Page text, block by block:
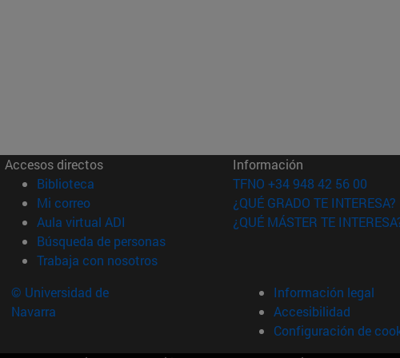
Accesos directos
Biblioteca (abre en nueva ventana)
Mi correo(abre en nueva ventana)
Aula virtual ADI (abre en nueva ventana)
Búsqueda de personas(abre en nueva ventana)
Trabaja con nosotros(abre en nueva ventana)
Información
TFNO +34 948 42 56 00
¿QUÉ GRADO TE INTERESA?
¿QUÉ MÁSTER TE
© Universidad de
Navarra
Información legal
Accesibilidad
Configuración de